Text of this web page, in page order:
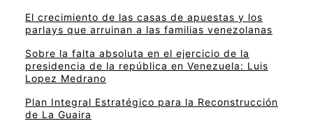
El crecimiento de las casas de apuestas y los
parlays que arruinan a las familias venezolanas
Sobre la falta absoluta en el ejercicio de la
presidencia de la república en Venezuela: Luis
Lopez Medrano
Plan Integral Estratégico para la Reconstrucción
de La Guaira